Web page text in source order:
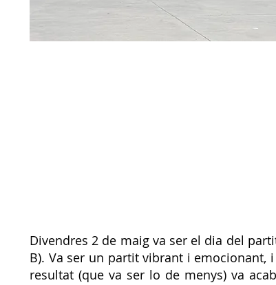
Divendres 2 de maig va ser el dia del
B). Va ser un partit vibrant i emocionant,
resultat (que va ser lo de menys) va